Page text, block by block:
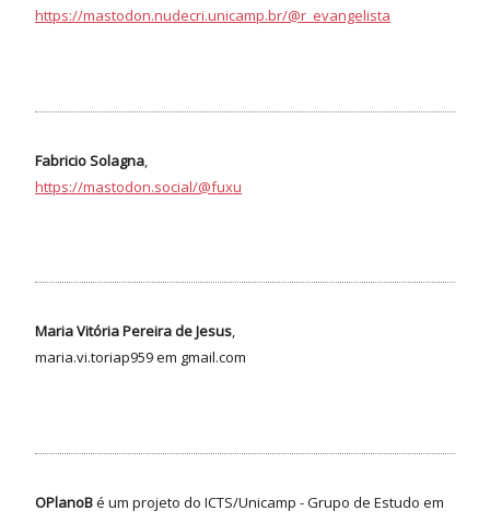
https://mastodon.nudecri.unicamp.br/@r_evangelista
Fabricio Solagna,
https://mastodon.social/@fuxu
Maria Vitória Pereira de Jesus,
maria.vi.toriap959 em gmail.com
OPlanoBé um projeto do ICTS/Unicamp - Grupo de Estudo em